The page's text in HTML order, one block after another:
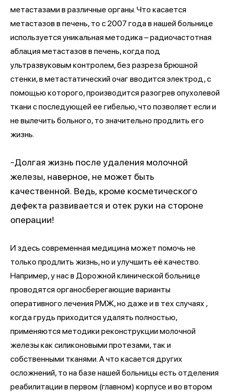
метастазами в различные органы. Что касается
метастазов в печень, то с 2007 года в нашей больнице
используется уникальная методика – радиочастотная
аблация метастазов в печень, когда под
ультразвуковым контролем, без разреза брюшной
стенки, в метастатический очаг вводится электрод, с
помощью которого, производится разогрев опухолевой
ткани с последующей ее гибелью, что позволяет если и
не вылечить больного, то значительно продлить его
жизнь.
-Долгая жизнь после удаления молочной
железы, наверное, не может быть
качественной. Ведь, кроме косметического
дефекта развивается и отек руки на стороне
операции!
И здесь современная медицина может помочь не
только продлить жизнь, но и улучшить её качество.
Например, у нас в Дорожной клинической больнице
проводятся органосберегающие варианты
оперативного лечения РМЖ, но даже и в тех случаях ,
когда грудь приходится удалять полностью,
применяются методики реконструкции молочной
железы как силиконовыми протезами, так и
собственными тканями. А что касается других
осложнений, то на базе нашей больницы есть отделения
реабилитации в первом (главном) корпусе и во втором